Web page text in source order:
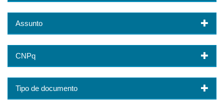
Assunto
CNPq
Tipo de documento